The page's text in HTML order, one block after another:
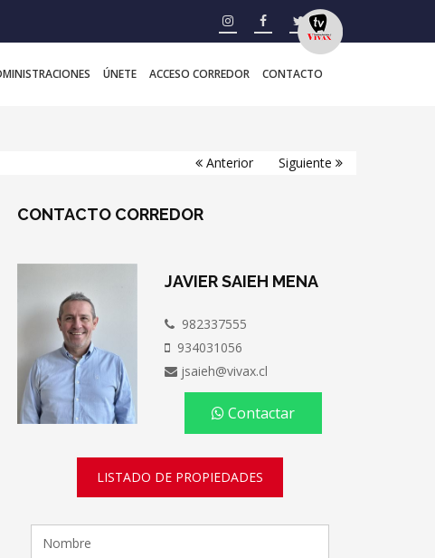
ÚNETE ACCESO CORREDOR CONTACTO
Anterior Siguiente
CONTACTO CORREDOR
JAVIER SAIEH MENA
982337555
934031056
jsaieh@vivax.cl
Contactar
LISTADO DE PROPIEDADES